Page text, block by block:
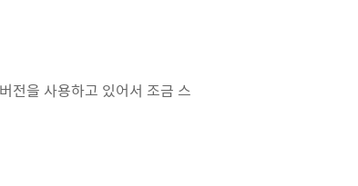
전을 사용하고 있어서 조금 스